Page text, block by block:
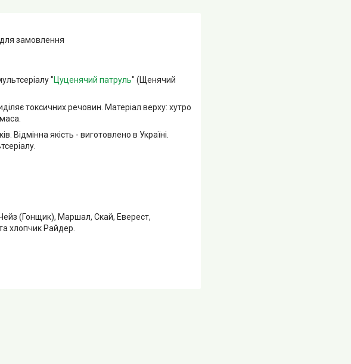
замовлення
"Цуценячий патруль" (Щенячий
токсичних речовин. Матеріал верху: хутро
Відмінна якість - виготовлено в Україні.
(Гонщик), Маршал, Скай, Еверест,
хлопчик Райдер.